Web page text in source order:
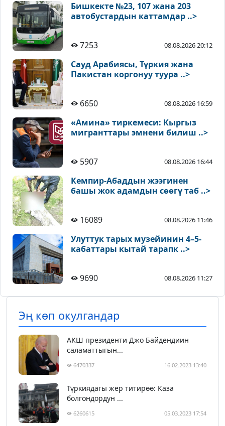
Бишкекте №23, 107 жана 203
автобустардын каттамдар ..>
7253 08.08.2026 20:12
Сауд Арабиясы, Түркия жана
Пакистан коргонуу туура ..>
6650 08.08.2026 16:59
«Амина» тиркемеси: Кыргыз
мигранттары эмнени билиш ..>
5907 08.08.2026 16:44
Кемпир-Абаддын жээгинен
башы жок адамдын сөөгү таб ..>
16089 08.08.2026 11:46
Улуттук тарых музейинин 4–5-
кабаттары кытай тарапк ..>
9690 08.08.2026 11:27
Эң көп окулгандар
АКШ президенти Джо Байдендиин
саламаттыгын...
6470337 16.02.2023 13:40
Түркиядагы жер титирөө: Каза
болгондордун ...
6260615 05.03.2023 17:54